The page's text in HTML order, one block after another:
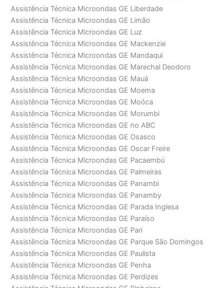
Assistência Técnica Microondas GE Liberdade
Assistência Técnica Microondas GE Limão
Assistência Técnica Microondas GE Luz
Assistência Técnica Microondas GE Mackenzie
Assistência Técnica Microondas GE Mandaqui
Assistência Técnica Microondas GE Marechal Deodoro
Assistência Técnica Microondas GE Mauá
Assistência Técnica Microondas GE Moema
Assistência Técnica Microondas GE Moóca
Assistência Técnica Microondas GE Morumbi
Assistência Técnica Microondas GE no ABC
Assistência Técnica Microondas GE Osasco
Assistência Técnica Microondas GE Oscar Freire
Assistência Técnica Microondas GE Pacaembú
Assistência Técnica Microondas GE Palmeiras
Assistência Técnica Microondas GE Panambi
Assistência Técnica Microondas GE Panamby
Assistência Técnica Microondas GE Parada Inglesa
Assistência Técnica Microondas GE Paraíso
Assistência Técnica Microondas GE Pari
Assistência Técnica Microondas GE Parque São Domingos
Assistência Técnica Microondas GE Paulista
Assistência Técnica Microondas GE Penha
Assistência Técnica Microondas GE Perdizes